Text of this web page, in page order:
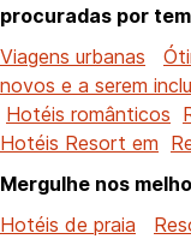
procuradas por
Viagens urbanas
novos e a serem
Hotéis românticos
Hotéis Resort em
Mergulhe nos
Hotéis de praia